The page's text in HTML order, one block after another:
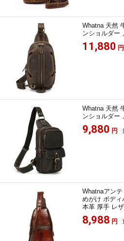
Whatna 天然
ンショルダー
11,880 円
Whatna 天然
ンショルダー
9,880 円
Whatnaアン
めがけ ボデ
本革 厚手 レ
8,988 円